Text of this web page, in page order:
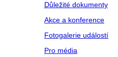
Důležité dokumenty
Akce a konference
Fotogalerie událostí
Pro média